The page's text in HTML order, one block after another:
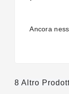
Ancora
8 Altro